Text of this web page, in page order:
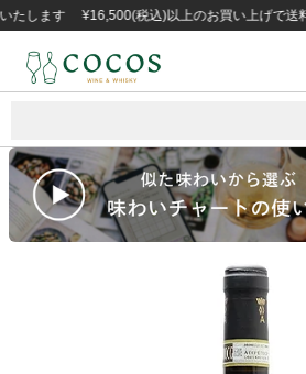
す ¥16,500(税込)以上のお買い上げで送料無